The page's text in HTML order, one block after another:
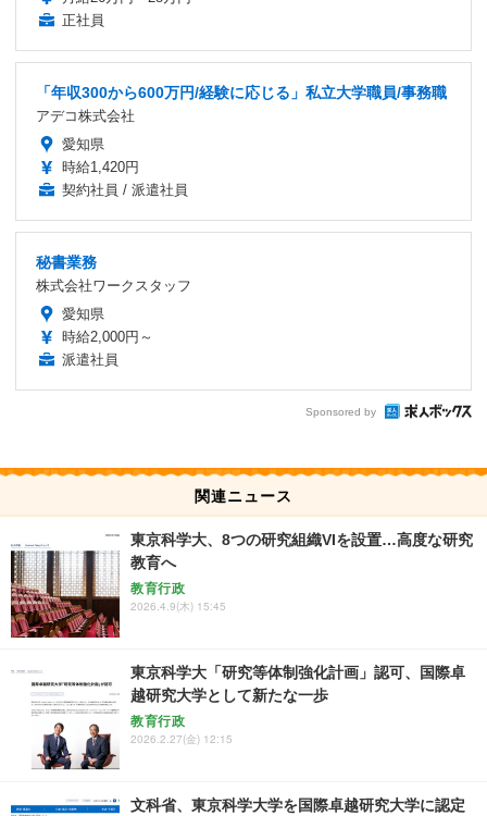
正社員
「年収300から600万円/経験に応じる」私立大学職員/事務職
アデコ株式会社
愛知県
時給1,420円
契約社員 / 派遣社員
秘書業務
株式会社ワークスタッフ
愛知県
時給2,000円～
派遣社員
Sponsored by
関連ニュース
東京科学大、8つの研究組織VIを設置…高度な研究
教育へ
教育行政
2026.4.9(木) 15:45
東京科学大「研究等体制強化計画」認可、国際卓
越研究大学として新たな一歩
教育行政
2026.2.27(金) 12:15
文科省、東京科学大学を国際卓越研究大学に認定